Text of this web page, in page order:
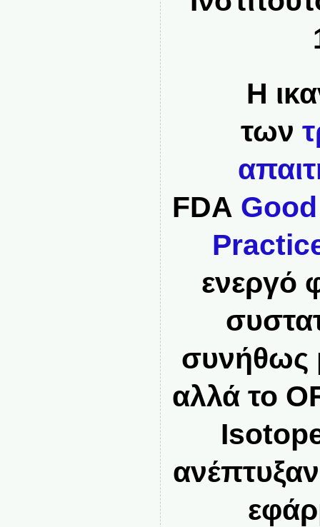
Η
των
FDA
ενεργό
συνήθως
αλλά το